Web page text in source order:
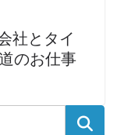
社とタイ
のお仕事